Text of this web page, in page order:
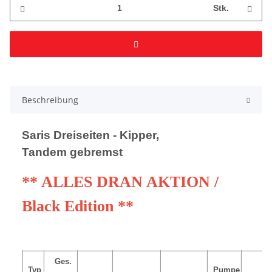
Stk.
Beschreibung
Saris Dreiseiten - Kipper,
Tandem gebremst
** ALLES DRAN AKTION /
Black Edition **
Typ
Ges.
Pumpe